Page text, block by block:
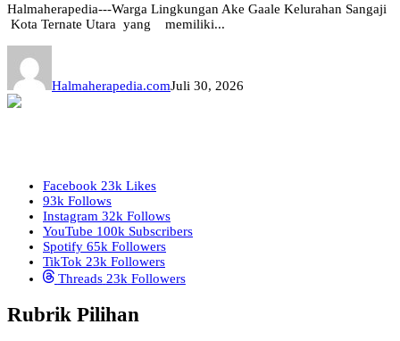
Halmaherapedia---Warga Lingkungan Ake Gaale Kelurahan Sangaji
Kota Ternate Utara yang memiliki...
Halmaherapedia.comJuli 30, 2026
Facebook 23k Likes
93k Follows
Instagram 32k Follows
YouTube 100k Subscribers
Spotify 65k Followers
TikTok 23k Followers
Threads 23k Followers
Rubrik Pilihan